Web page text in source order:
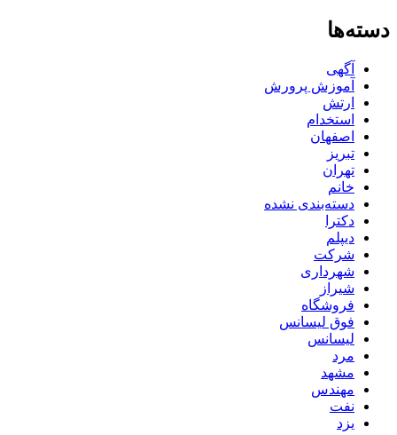
دسته‌ها
آگهی
آموزش پرورش
ارتش
استخدام
اصفهان
تبریز
تهران
خانم
دسته‌بندی نشده
دکترا
دیپلم
شرکت
شهرداری
شیراز
فروشگاه
فوق لیسانس
لیسانس
مرد
مشهد
مهندس
نفت
یزد